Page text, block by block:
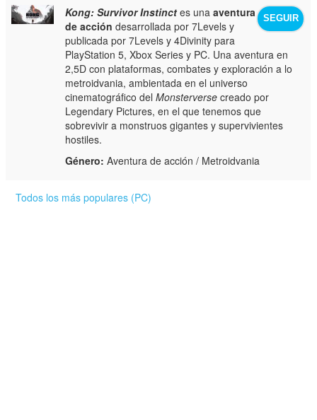
SEGUIR
Kong: Survivor Instinct es unaaventura
de acción desarrollada por 7Levels y
publicada por 7Levels y 4Divinity para
PlayStation 5, Xbox Series y PC. Una aventura en
2,5D con plataformas, combates y exploración a lo
metroidvania, ambientada en el universo
cinematográfico delMonsterverse creado por
Legendary Pictures, en el que tenemos que
sobrevivir a monstruos gigantes y supervivientes
hostiles.
Género: Aventura de acción / Metroidvania
Todos los más populares (PC)